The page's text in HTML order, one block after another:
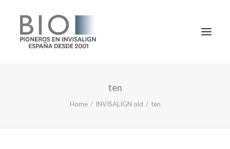
ten
Home INVISALIGN old ten